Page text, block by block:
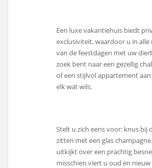
Een luxe vakantiehuis biedt
exclusiviteit, waardoor u in
van de feestdagen met uw
zoek bent naar een gezellig
of een stijlvol appartement
elk wat wils.
Stelt u zich eens voor: knus bij
zitten met een glas
uitkijkt over een prachtig
misschien viert u oud en